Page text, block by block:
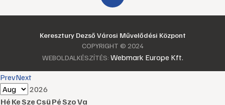
Keresztury Dezső Városi Művelődési Központ
COPYRIGHT © 2024
WEBOLDALKÉSZÍTÉS: Webmark Europe Kft.
PrevNext
2026
HéKeSzeCsüPéSzoVa